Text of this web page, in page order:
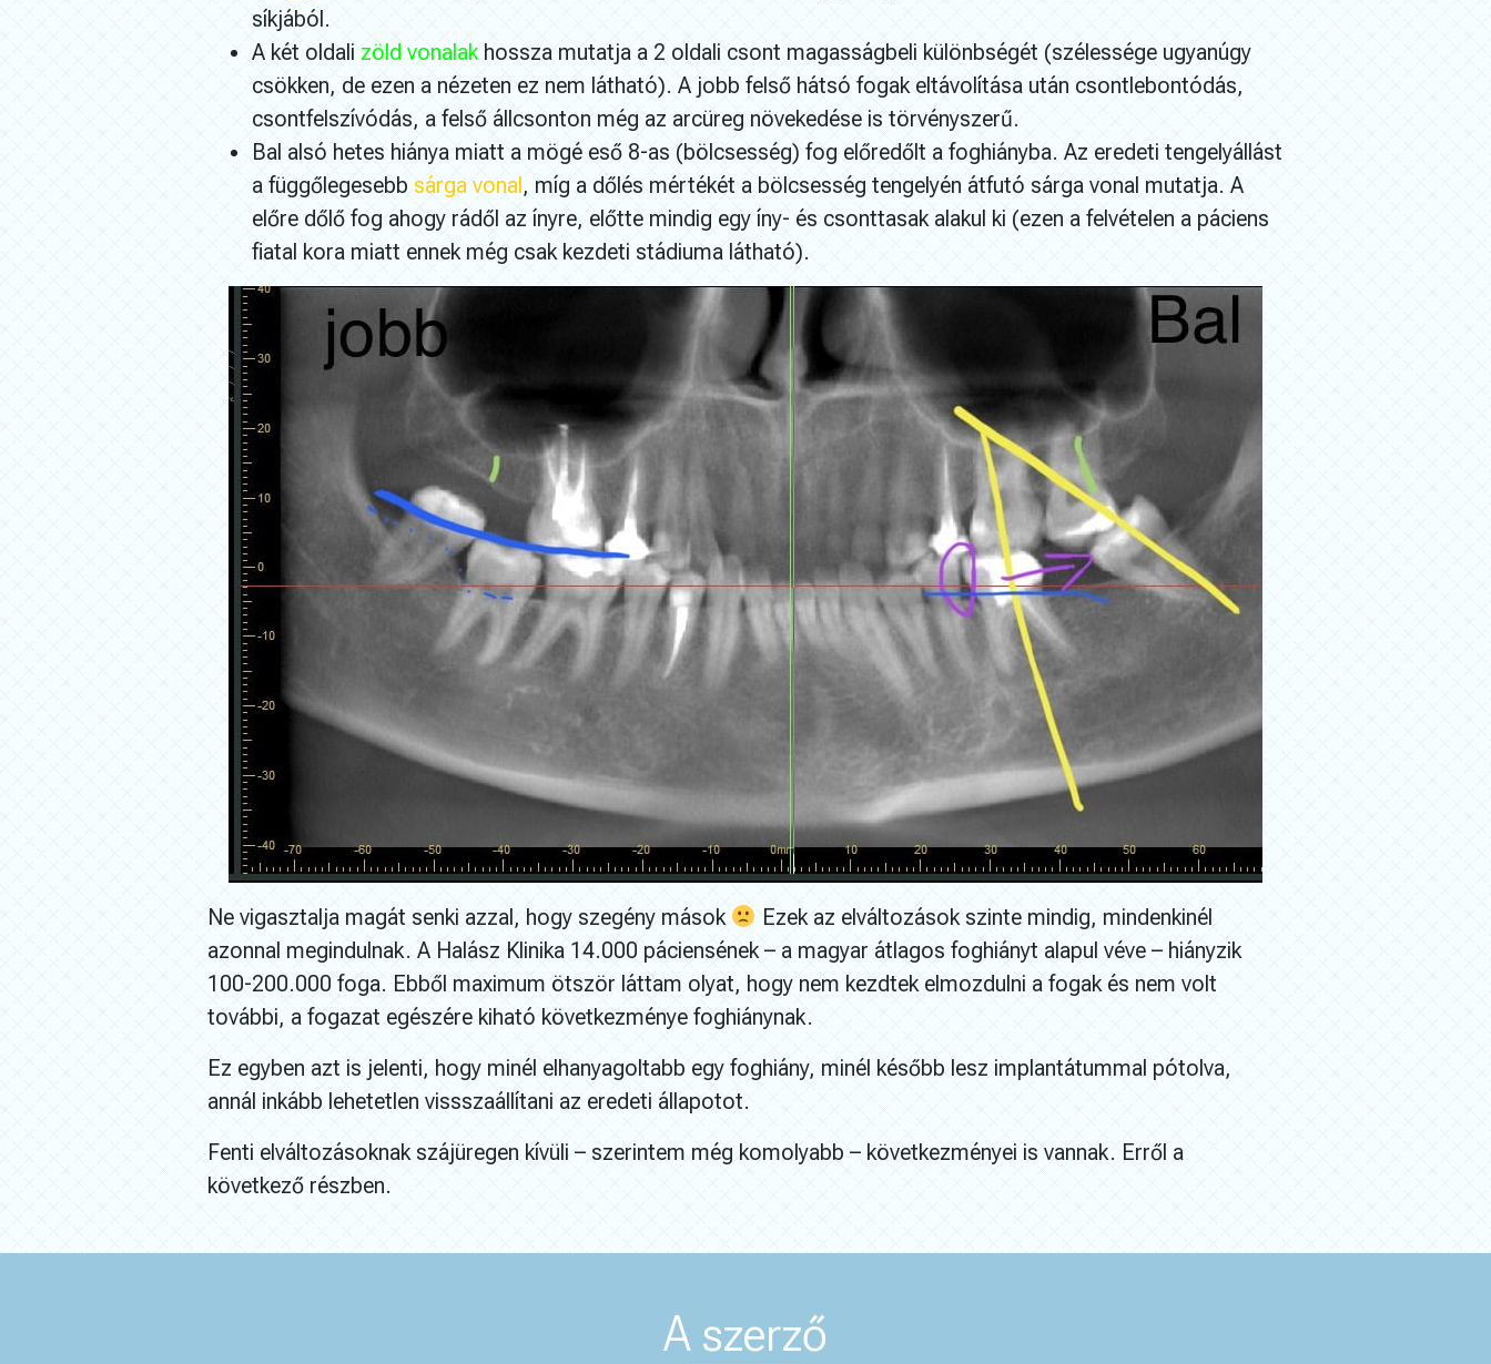
síkjából.
A két oldali zöld vonalakhossza mutatja a 2 oldali csont magasságbeli különbségét (szélessége ugyanúgy
csökken, de ezen a nézeten ez nem látható). A jobb felső hátsó fogak eltávolítása után csontlebontódás,
csontfelszívódás, a felső állcsonton még az arcüreg növekedése is törvényszerű.
Bal alsó hetes hiánya miatt a mögé eső 8-as (bölcsesség) fog előredőlt a foghiányba. Az eredeti tengelyállást
a függőlegesebb sárga vonal, míg a dőlés mértékét a bölcsesség tengelyén átfutó sárga vonal mutatja. A
előre dőlő fog ahogy rádől az ínyre, előtte mindig egy íny- és csonttasak alakul ki (ezen a felvételen a páciens
fiatal kora miatt ennek még csak kezdeti stádiuma látható).
Ne vigasztalja magát senki azzal, hogy szegény mások
Ezek az elváltozások szinte mindig, mindenkinél
azonnal megindulnak. A Halász Klinika 14.000 páciensének – a magyar átlagos foghiányt alapul véve – hiányzik
100-200.000 foga. Ebből maximum ötször láttam olyat, hogy nem kezdtek elmozdulni a fogak és nem volt
további, a fogazat egészére kiható következménye foghiánynak.
Ez egyben azt is jelenti, hogy minél elhanyagoltabb egy foghiány, minél később lesz implantátummal pótolva,
annál inkább lehetetlen vissszaállítani az eredeti állapotot.
Fenti elváltozásoknak szájüregen kívüli – szerintem még komolyabb – következményei is vannak. Erről a
következő részben.
A szerző